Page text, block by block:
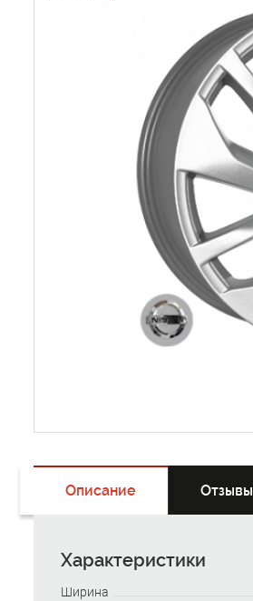
Описание Отзывы
Характеристики
Ширина